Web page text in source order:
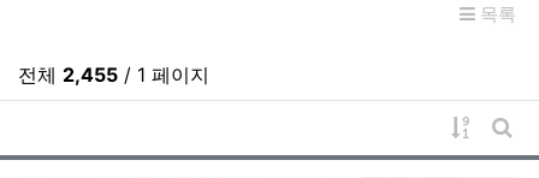
목록
전체 2,455 / 1 페이지
게시물
게